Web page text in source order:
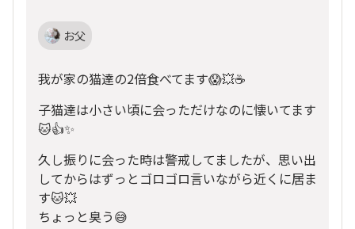
お父
我が家の猫達の2倍食べてます😱💥☕
子猫達は小さい頃に会っただけなのに懐いてます
🐱👍✨
久し振りに会った時は警戒してましたが、思い出
してからはずっとゴロゴロ言いながら近くに居ま
す🐱💥
ちょっと臭う😅